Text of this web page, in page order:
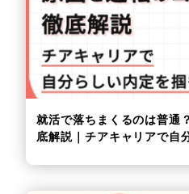
就活で落ちまくるのは普通
底解説｜チアキャリアで自